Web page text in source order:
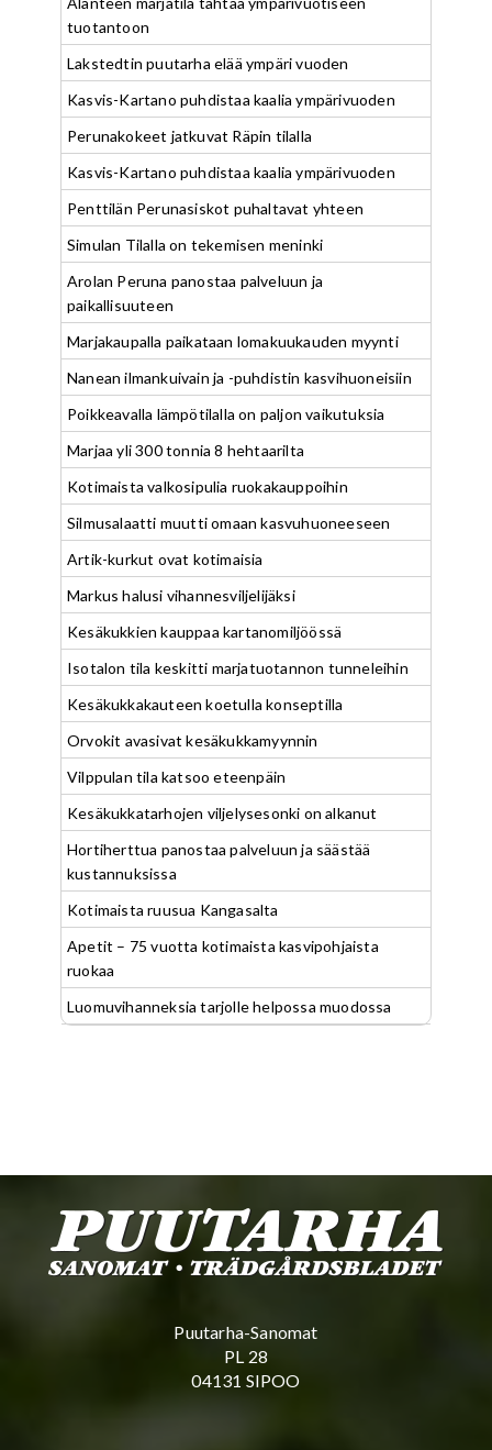
tuotantoon
Lakstedtin puutarha elää ympäri vuoden
Kasvis-Kartano puhdistaa kaalia ympärivuoden
Perunakokeet jatkuvat Räpin tilalla
Kasvis-Kartano puhdistaa kaalia ympärivuoden
Penttilän Perunasiskot puhaltavat yhteen
Simulan Tilalla on tekemisen meninki
Arolan Peruna panostaa palveluun ja
paikallisuuteen
Marjakaupalla paikataan lomakuukauden myynti
Nanean ilmankuivain ja -puhdistin kasvihuoneisiin
Poikkeavalla lämpötilalla on paljon vaikutuksia
Marjaa yli 300 tonnia 8 hehtaarilta
Kotimaista valkosipulia ruokakauppoihin
Silmusalaatti muutti omaan kasvuhuoneeseen
Artik-kurkut ovat kotimaisia
Markus halusi vihannesviljelijäksi
Kesäkukkien kauppaa kartanomiljöössä
Isotalon tila keskitti marjatuotannon tunneleihin
Kesäkukkakauteen koetulla konseptilla
Orvokit avasivat kesäkukkamyynnin
Vilppulan tila katsoo eteenpäin
Kesäkukkatarhojen viljelysesonki on alkanut
Hortiherttua panostaa palveluun ja säästää
kustannuksissa
Kotimaista ruusua Kangasalta
Apetit – 75 vuotta kotimaista kasvipohjaista
ruokaa
Luomuvihanneksia tarjolle helpossa muodossa
Puutarha-Sanomat
PL 28
04131 SIPOO